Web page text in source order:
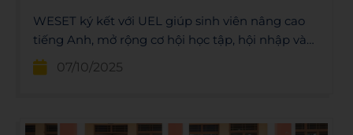
WESET ký kết với UEL giúp sinh viên nâng cao
tiếng Anh, mở rộng cơ hội học tập, hội nhập và
phát triển kỹ năng trong thời kỳ toàn cầu hóa.
07/10/2025